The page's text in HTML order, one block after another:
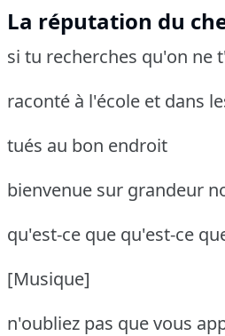
La réputation du
si tu recherches qu'on ne
raconté à l'école et dans
tués au bon endroit
bienvenue sur grandeur
qu'est-ce que qu'est-ce
[Musique]
n'oubliez pas que vous